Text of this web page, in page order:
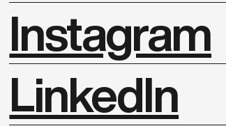
Instagram
LinkedIn